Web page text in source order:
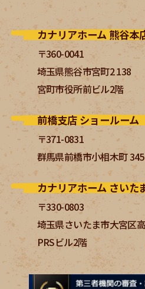
カナリアホーム 熊谷本
〒360-0041
埼玉県熊谷市宮町2 138
宮町市役所前ビル2階
前橋支店 ショールーム
〒371-0831
群馬県前橋市小相木町
カナリアホーム さいた
〒330-0803
埼玉県さいたま市大宮区
PRSビル2階